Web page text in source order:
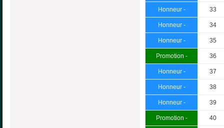
Honneur - 33
Honneur - 34
Honneur - 35
Promotion - 36
Honneur - 37
Honneur - 38
Honneur - 39
Promotion - 40